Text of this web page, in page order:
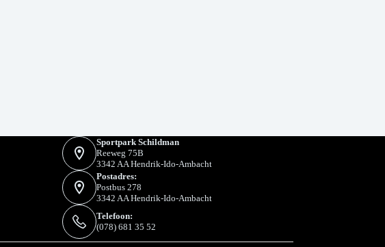
Sportpark Schildman
Reeweg 75B
3342 AA Hendrik-Ido-Ambacht
Postadres:
Postbus 278
3342 AA Hendrik-Ido-Ambacht
Telefoon:
(078) 681 35 52